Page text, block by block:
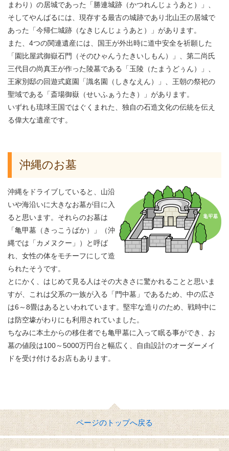
まわり）の居城であった「勝連城跡（かつれんじょうあと）」、
そしてやんばるには、現存する最古の城跡であり北山王の居城で
あった「今帰仁城跡（なきじんじょうあと）」があります。
また、4つの関連遺産には、国王が外出時に道中安全を祈願した
「園比屋武御嶽石門（そのひゃんうたきいしもん）」、第二尚氏
三代目の尚真王が作った陵墓である「玉陵（たまうどぅん）」、
王家別邸の回遊式庭園「識名園（しきなえん）」、王朝の祭祀の
聖域である「斎場御嶽（せいふぁうたき）」があります。
いずれも琉球王国ではぐくまれた、独自の石造文化の伝統を伝え
る偉大な遺産です。
沖縄のお墓
沖縄をドライブしていると、山沿
いや海沿いに大きなお墓が目に入
ると思います。それらのお墓は
「亀甲墓（きっこうばか）」（沖
縄では「カメヌクー」）と呼ば
れ、女性の体をモチーフにして造
られたそうです。
とにかく、はじめて見る人はその大きさに驚かれることと思いま
すが、これは父系の一族が入る「門中墓」であるため、中の広さ
は6～8畳はあるといわれています。堅牢な造りのため、戦時中に
は防空壕がわりにも利用されていました。
ちなみに本土からの移住者でも亀甲墓に入って眠る事ができ、お
墓の値段は100～5000万円台と幅広く、自由設計のオーダーメイ
ドを受け付けるお店もあります。
ページのトップへ戻る